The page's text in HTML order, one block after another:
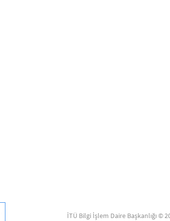
İTÜ Bilgi İşlem Daire Başkanlığı ©